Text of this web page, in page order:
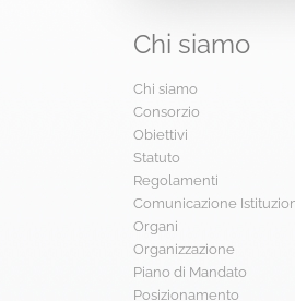
Chi siamo
Chi siamo
Consorzio
Obiettivi
Statuto
Regolamenti
Comunicazione
Organi
Organizzazione
Piano di Mandato
Posizionamento